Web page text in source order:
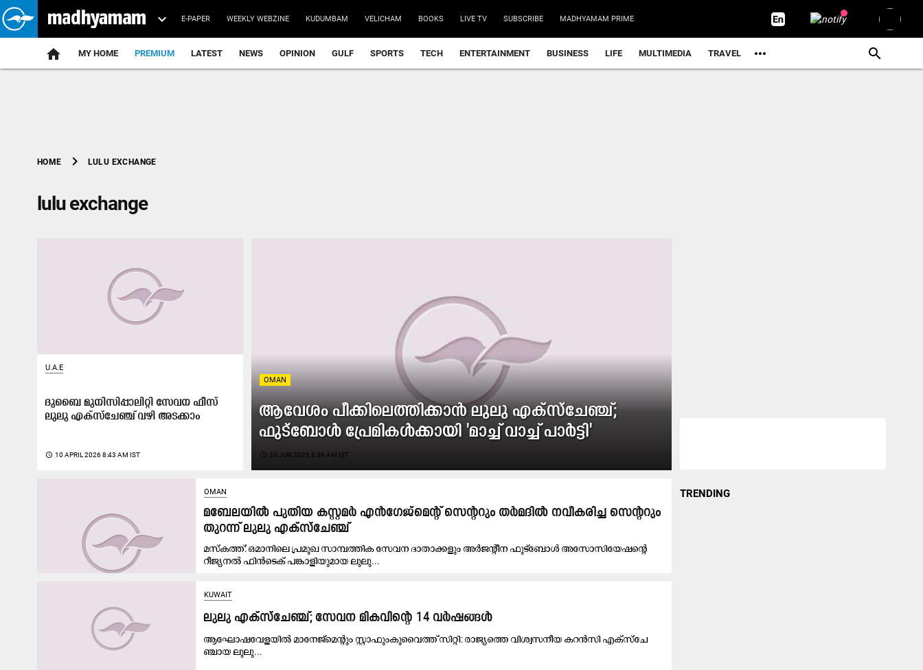
E-PAPER WEEKLY WEBZINE KUDUMBAM VELICHAM BOOKS LIVE TV SUBSCRIBE MADHYAMAM PRIME
home MY HOME PREMIUM LATEST NEWS OPINION GULF SPORTS TECH ENTERTAINMENT BUSINESS LIFE MULTIMEDIA TRAVEL
HOME chevron_right LULU EXCHANGE
lulu exchange
OMAN
ആവേശം പീക്കിലെത്തിക്കാൻ ലുലു എക്‌സ്‌ചേഞ്ച്;
ഫുട്‌ബോൾ പ്രേമികൾക്കായി 'മാച്ച് വാച്ച് പാർട്ടി'
access_time 24 JUN 2026 8:39 AM IST
U.A.E
ദുബൈ മുനിസിപ്പാലിറ്റി സേവന ഫീസ്​
ലുലു എക്സ്​ചേഞ്ച്​ വഴി അടക്കാം
access_time 10 APRIL 2026 8:43 AM IST
OMAN
മബേലയിൽ പുതിയ കസ്റ്റമർ എൻഗേജ്‌മെന്റ് സെന്ററും തർമദിൽ നവീകരിച്ച സെന്ററും
തുറന്ന് ലുലു എക്‌സ്‌ചേഞ്ച്
മസ്കത്ത്: ഒമാനിലെ പ്രമുഖ സാമ്പത്തിക സേവന ദാതാക്കളും അർജന്റീന ഫുട്ബോൾ അസോസിയേഷന്റെ
റീജ്യനൽ ഫിൻടെക് പങ്കാളിയുമായ ലുലു...
KUWAIT
ലു​ലു എ​ക്സ്ചേ​ഞ്ച്; സേ​വ​ന മി​ക​വി​ന്റെ 14 വ​ർ​ഷ​ങ്ങ​ൾ
ആ​ഘോ​ഷ​വേ​ള​യി​ൽ മാ​നേ​ജ്മെ​ന്റും സ്റ്റാ​ഫുംകു​വൈ​ത്ത് സി​റ്റി: രാ​ജ്യ​ത്തെ വി​ശ്വ​സ​നീ​യ ക​റ​ൻ​സി എ​ക്സ്ചേ​
ഞ്ചാ​യ ലു​ലു...
TRENDING